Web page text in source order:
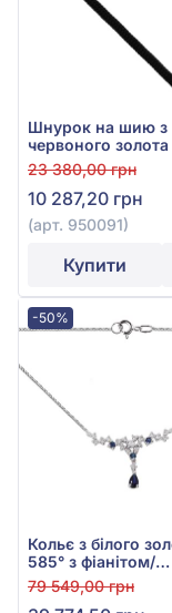
Шнурок на шию з
червоного
чорним
950091
23 380,00 грн
10 287,20 грн
(арт. 950091)
Купити
-50%
Кольє з білого
585° з фіанітом/
куб.цирконієм та
гідротермальним
79 549,00 грн